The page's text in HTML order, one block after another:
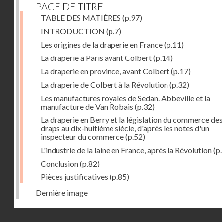
PAGE DE TITRE
TABLE DES MATIÈRES (p.97)
INTRODUCTION (p.7)
Les origines de la draperie en France(p.11)
La draperie à Paris avant Colbert(p.14)
La draperie en province, avant Colbert(p.17)
La draperie de Colbert à la Révolution(p.32)
Les manufactures royales de Sedan. Abbeville et la
manufacture de Van Robais (p.32)
La draperie en Berry et la législation du commerce des
draps au dix-huitième siècle, d'après les notes d'un
inspecteur du commerce(p.52)
L'industrie de la laine en France, après la Révolution
Conclusion(p.82)
Pièces justificatives (p.85)
Dernière image